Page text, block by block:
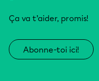
Ça va t’aider, promis!
Abonne-toi ici!